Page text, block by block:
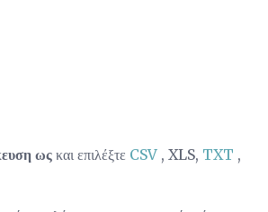
ως και επιλέξτε CSV , XLS, TXT ,